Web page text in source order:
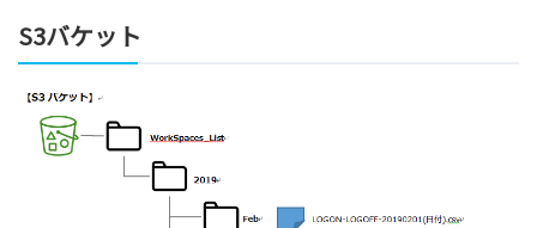
S3バケット